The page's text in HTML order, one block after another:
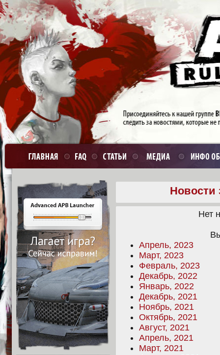
Новости
Нет
Апрель, 2023
Март, 2023
Февраль, 2023
Декабрь, 2022
Январь, 2022
Декабрь, 2021
Ноябрь, 2021
Октябрь, 2021
Август, 2021
Апрель, 2021
Март, 2021